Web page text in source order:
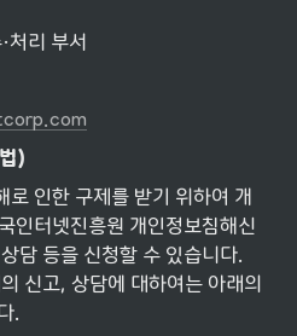
처리 부서
)
인한 구제를 받기 위하여 개
인터넷진흥원 개인정보침해신
담 등을 신청할 수 있습니다.
신고, 상담에 대하여는 아래의
.